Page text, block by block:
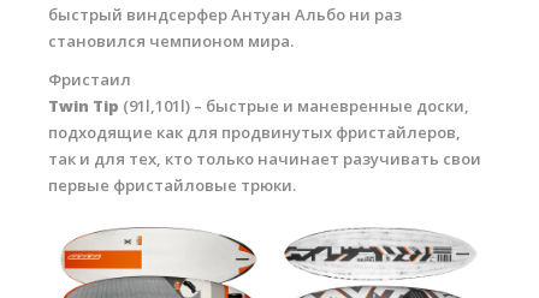
быстрый виндсерфер Антуан Альбо ни раз
становился чемпионом мира.
Фристаил
Twin Tip (91l,101l) – быстрые и маневренные доски,
подходящие как для продвинутых фристайлеров,
так и для тех, кто только начинает разучивать свои
первые фристайловые трюки.